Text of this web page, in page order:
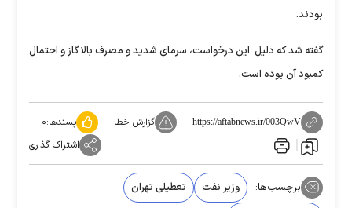
بودند.
گفته شد که دلیل این درخواست، سرمای شدید و مصرف بالا گاز و احتمال
کمبود آن بوده است.
https://aftabnews.ir/003QwV گزارش خطا پسندها:۰
اشتراک گذاری
برچسب‌ها: وزیر نفت
تعطیلی تهران